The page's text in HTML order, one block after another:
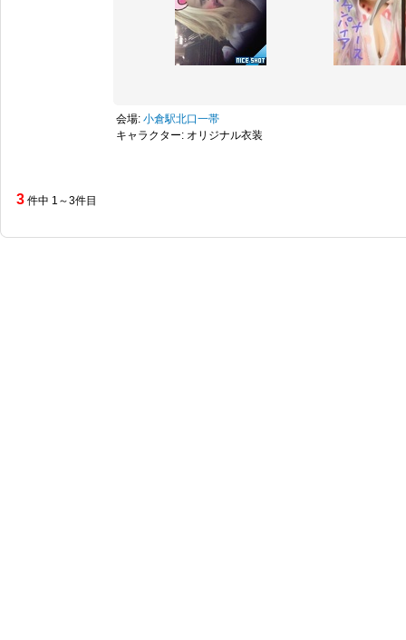
会場: 小倉駅北口一帯
キャラクター: オリジナル衣装
3 件中 1～3件目